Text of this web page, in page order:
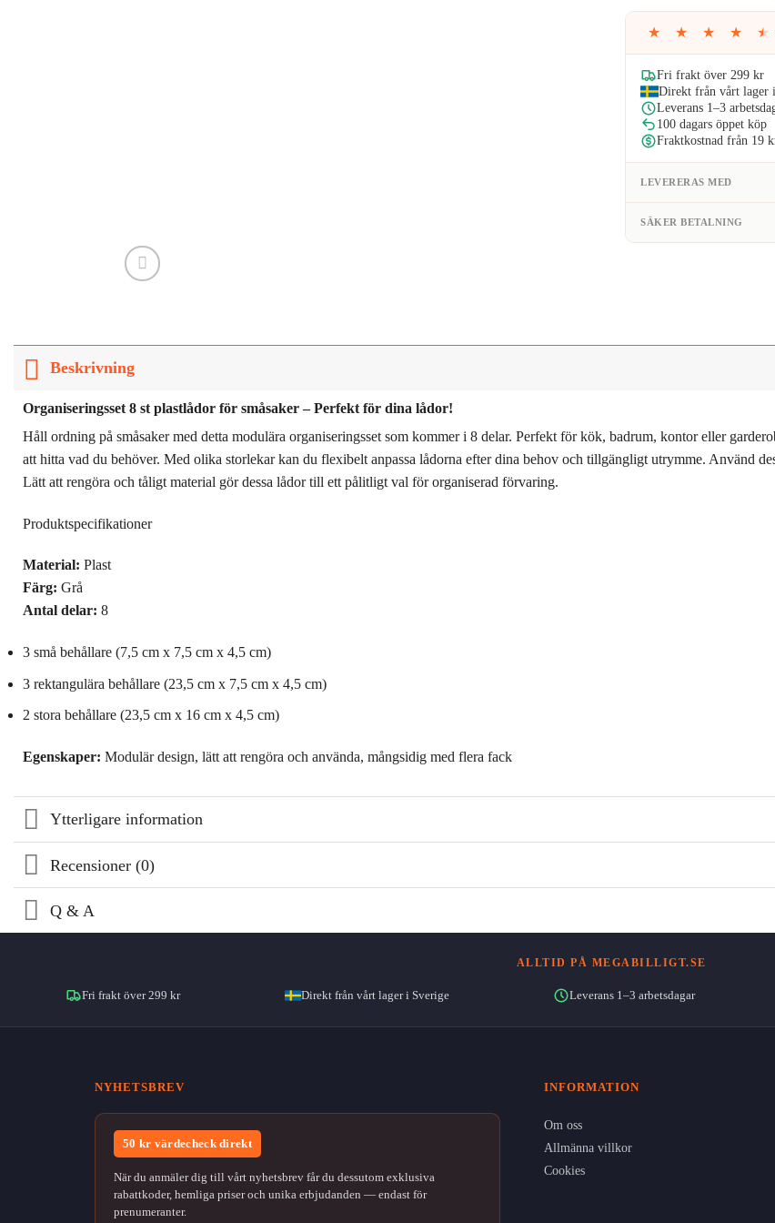
★ ★ ★ ★ ★
Fri frakt över 299 kr
Direkt från vårt lager
Leverans 1–3
100 dagars öppet köp
Fraktkostnad från 19
LEVERERAS MED
SÄKER BETALNING
Beskrivning
Organiseringsset 8 st plastlådor för småsaker – Perfekt för dina lådor!
Håll ordning på småsaker med detta modulära organiseringsset som kommer i 8 delar. Perfekt för kök, badrum, kontor eller
att hitta vad du behöver. Med olika storlekar kan du flexibelt anpassa lådorna efter dina behov och tillgängligt utrymme. Använd
Lätt att rengöra och tåligt material gör dessa lådor till ett pålitligt val för organiserad förvaring.
Produktspecifikationer
Material: Plast
Färg: Grå
Antal delar: 8
3 små behållare (7,5 cm x 7,5 cm x 4,5 cm)
3 rektangulära behållare (23,5 cm x 7,5 cm x 4,5 cm)
2 stora behållare (23,5 cm x 16 cm x 4,5 cm)
Egenskaper: Modulär design, lätt att rengöra och använda, mångsidig med flera fack
Ytterligare information
Recensioner (0)
Q & A
ALLTID PÅ MEGABILLIGT.SE
Fri frakt över 299 kr Direkt från vårt lager i Sverige Leverans 1–3 arbetsdagar
NYHETSBREV
50 kr värdecheck direkt
När du anmäler dig till vårt nyhetsbrev får du dessutom exklusiva
rabattkoder, hemliga priser och unika erbjudanden — endast för
prenumeranter.
INFORMATION
Om oss
Allmänna villkor
Cookies